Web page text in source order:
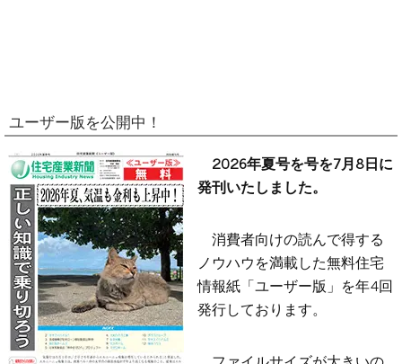
ユーザー版を公開中！
2026年夏号を号を7月8日に
発刊いたしました。
消費者向けの読んで得する
ノウハウを満載した無料住宅
情報紙「ユーザー版」を年4回
発行しております。